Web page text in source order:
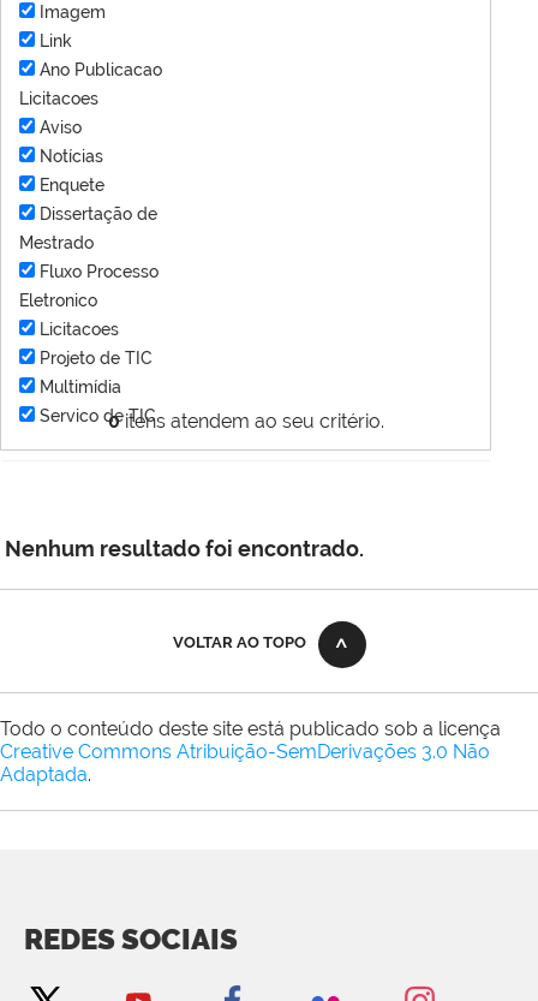
0itens atendem ao seu critério.
Imagem
Link
Ano Publicacao
Licitacoes
Aviso
Notícias
Enquete
Dissertação de
Mestrado
Fluxo Processo
Eletronico
Licitacoes
Projeto de TIC
Multimídia
Servico de TIC
Nenhum resultado foi encontrado.
VOLTAR AO TOPO
Todo o conteúdo deste site está publicado sob a licença
Creative Commons Atribuição-SemDerivações 3.0 Não
Adaptada.
REDES SOCIAIS